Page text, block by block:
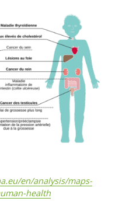
en/analysis/maps-
health